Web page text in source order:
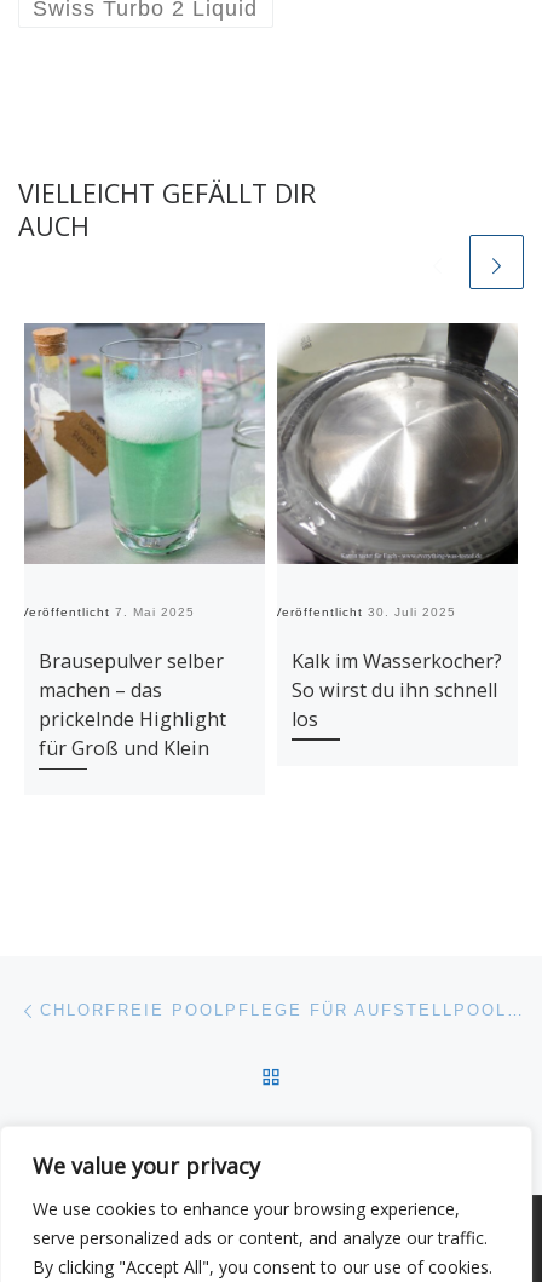
We value your privacy
We use cookies to enhance your browsing experience,
serve personalized ads or content, and analyze our traffic.
By clicking "Accept All", you consent to our use of cookies.
Swiss Turbo 2 Liquid
VIELLEICHT GEFÄLLT DIR
AUCH
Veröffentlicht 7. Mai 2025
Brausepulver selber
machen – das
prickelnde Highlight
für Groß und Klein
Veröffentlicht 30. Juli 2025
Kalk im Wasserkocher?
So wirst du ihn schnell
los
Beitragsnavigation CHLORFREIE POOLPFLEGE FÜR AUFSTELLPOOLS: WELLNESS IM GARTEN
© 2026 – Alle Rechte vorbehalten
Entworfen mit Customizr Pro